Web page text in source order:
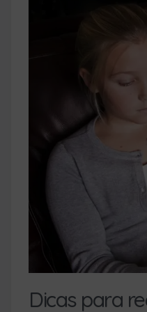
Dicas para